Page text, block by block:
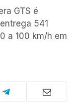
GTS é
541
a 100 km/h em